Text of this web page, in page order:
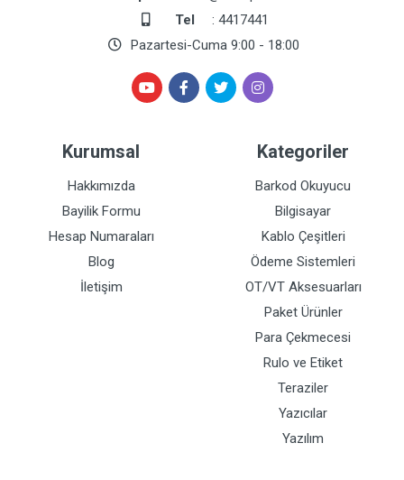
Tel
: 4417441
Pazartesi-Cuma 9:00 - 18:00
Kurumsal
Hakkımızda
Bayilik Formu
Hesap Numaraları
Blog
İletişim
Kategoriler
Barkod Okuyucu
Bilgisayar
Kablo Çeşitleri
Ödeme Sistemleri
OT/VT Aksesuarları
Paket Ürünler
Para Çekmecesi
Rulo ve Etiket
Teraziler
Yazıcılar
Yazılım